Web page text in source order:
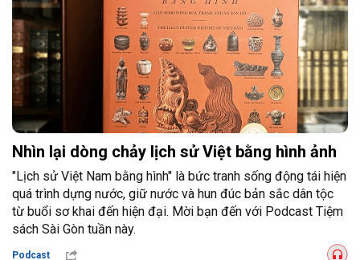
Nhìn lại dòng chảy lịch sử Việt bằng hình ảnh
"Lịch sử Việt Nam bằng hình" là bức tranh sống động tái hiện
quá trình dựng nước, giữ nước và hun đúc bản sắc dân tộc
từ buổi sơ khai đến hiện đại. Mời bạn đến với Podcast Tiệm
sách Sài Gòn tuần này.
Podcast